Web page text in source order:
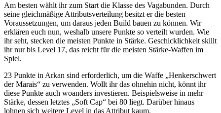
Am besten wählt ihr zum Start die Klasse des Vagabunden. Durch
seine gleichmäßige Attributsverteilung besitzt er die besten
Voraussetzungen, um daraus jeden Build bauen zu können. Wir
erklären euch nun, weshalb unsere Punkte so verteilt wurden. Wie
ihr seht, stecken die meisten Punkte in Stärke. Geschicklichkeit skillt
ihr nur bis Level 17, das reicht für die meisten Stärke-Waffen im
Spiel.
23 Punkte in Arkan sind erforderlich, um die Waffe „Henkerschwert
der Marais“ zu verwenden. Wollt ihr das ohnehin nicht, könnt ihr
diese Punkte auch woanders investieren. Beispielsweise in mehr
Stärke, dessen letztes „Soft Cap“ bei 80 liegt. Darüber hinaus
lohnen sich weitere Level in das Attribut kaum.